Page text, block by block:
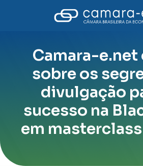
Camara-e.net
sobre os
divulgação
sucesso na
em